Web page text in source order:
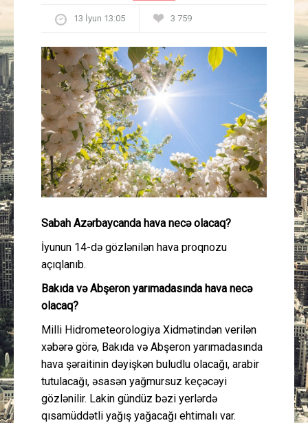
Güney Azərbaycan
Müsahibə
İdman
Layihə
Gündəm
Cəmiyyət
Peşə etikası
Əlaqə
13 İyun 13:05 3 759
Sabah Azərbaycanda hava necə olacaq?
İyunun 14-də gözlənilən hava proqnozu
açıqlanıb.
Bakıda və Abşeron yarımadasında hava necə
olacaq?
Milli Hidrometeorologiya Xidmətindən verilən
xəbərə görə, Bakıda və Abşeron yarımadasında
hava şəraitinin dəyişkən buludlu olacağı, arabir
tutulacağı, əsasən yağmursuz keçəcəyi
gözlənilir. Lakin gündüz bəzi yerlərdə
qısamüddətli yağış yağacağı ehtimalı var.